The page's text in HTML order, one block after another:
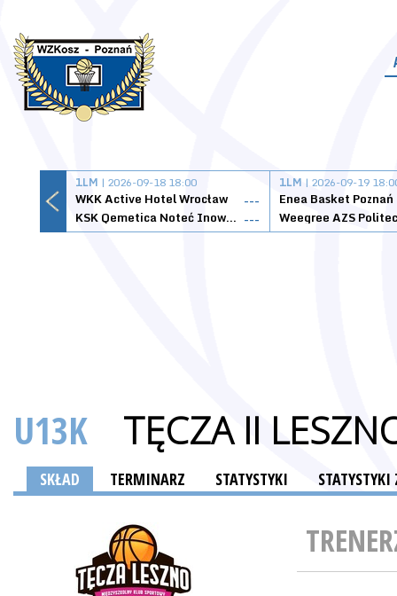
1LM | 2026-09-18 18:00
WKK Active Hotel Wrocław
---
KSK Qemetica Noteć Inowrocław ---
1LM | 2026-09-19
Enea Basket Poznań
U13K TĘCZA II
SKŁAD TERMINARZ STATYSTYKI